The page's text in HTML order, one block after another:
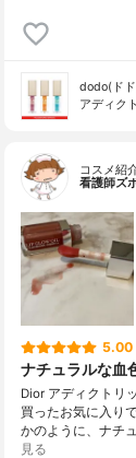
dodo(ド
アディク
コスメ紹
看護師ズ
5.00
ナチュラルな血
Dior アディクトリ
買ったお気に入り
かのように、ナチ
見る